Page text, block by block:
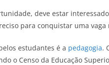
deve estar
para conquistar uma vaga
estudantes é a pedagogia.
o Censo da Educação